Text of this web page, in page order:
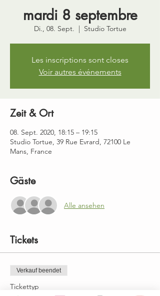
mardi 8 septembre
Di., 08. Sept.
  |
Studio Tortue
Les inscriptions sont closes
Voir autres événements
Zeit & Ort
08. Sept. 2020, 18:15 – 19:15
Studio Tortue, 39 Rue Evrard, 72100 Le
Mans, France
Gäste
Alle ansehen
Tickets
Verkauf beendet
Tickettyp